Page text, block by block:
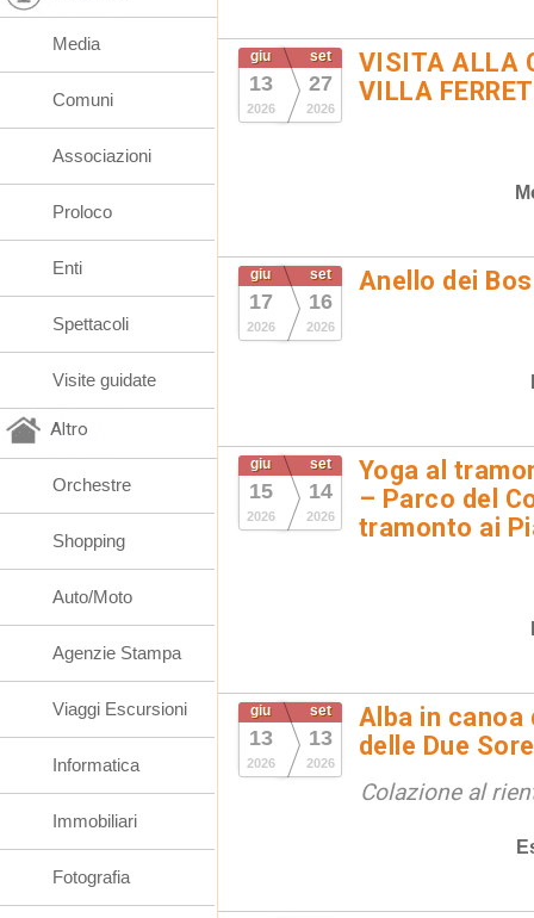
giu
13
2026
set
27
2026
VISITA ALLA
VILLA
giu
17
2026
set
16
2026
Anello dei
giu
15
2026
set
14
2026
Yoga al
– Parco del
tramonto ai
giu
13
2026
set
13
2026
Alba in canoa
delle Due
Colazione al
Media
Comuni
Associazioni
Proloco
Enti
Spettacoli
Visite guidate
Altro
Orchestre
Shopping
Auto/Moto
Agenzie Stampa
Viaggi Escursioni
Informatica
Immobiliari
Fotografia